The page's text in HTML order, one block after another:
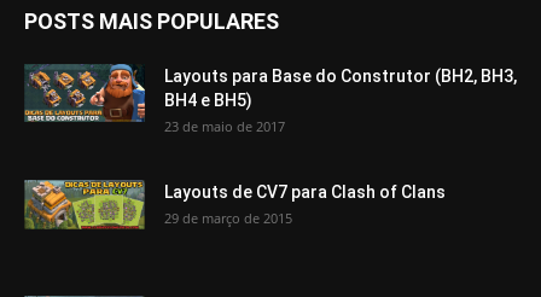
POSTS MAIS POPULARES
Layouts para Base do Construtor (BH2, BH3,
BH4 e BH5)
23 de maio de 2017
Layouts de CV7 para Clash of Clans
29 de março de 2015